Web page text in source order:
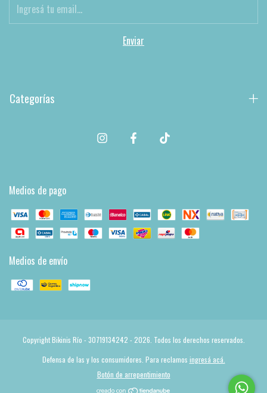
Categorías
Medios de pago
Medios de envío
Copyright Bikinis Río - 30719134242 - 2026. Todos los derechos reservados.
Defensa de las y los consumidores. Para reclamos ingresá acá.
Botón de arrepentimiento